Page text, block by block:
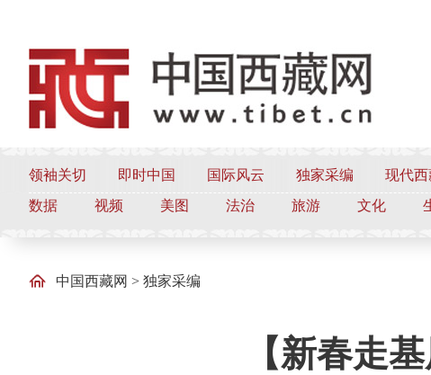
领袖关切 即时中国 国际风云 独家采编 现代西
数据
视频 美图 法治 旅游 文化
中国西藏网 > 独家采编
【新春走